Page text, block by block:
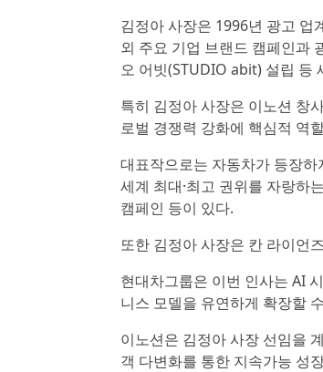
김정아 사장은 1996년 광고 업
외 주요 기업 브랜드 캠페인과
오 어빗(STUDIO abit) 설립 등
특히 김정아 사장은 이노션 창
로벌 경쟁력 강화에 핵심적 역
대표작으로는 자동차가 등장하
세계 최대·최고 권위를 자랑하
캠페인 등이 있다.
또한 김정아 사장은 칸 라이언
현대차그룹은 이번 인사는 AI
니스 모델을 유연하게 확장할
이노션은 김정아 사장 선임을
객 다변화를 통한 지속가능 성